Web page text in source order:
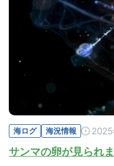
海ログ 海況情報 2025
サンマの卵が見られ